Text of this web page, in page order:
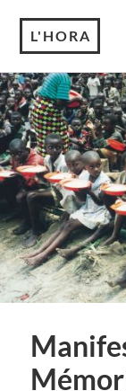
L'HORA